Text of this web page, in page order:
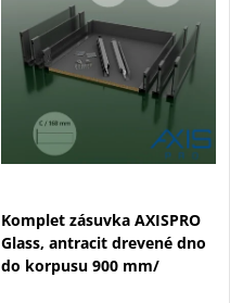
Komplet zásuvka AXISPRO
Glass, antracit drevené dno
do korpusu 900 mm/